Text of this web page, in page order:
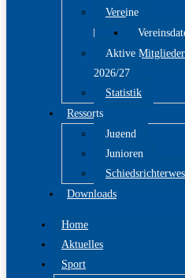
Vereine
Aktive Mitglieder
2026/27
Statistik
Ressorts
Jugend
Junioren
Downloads
Home
Aktuelles
Sport